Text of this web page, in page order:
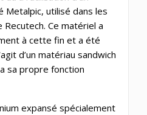
Metalpic, utilisé dans les
Recutech. Ce matériel a
à cette fin et a été
d’un matériau sandwich
sa propre fonction
expansé spécialement